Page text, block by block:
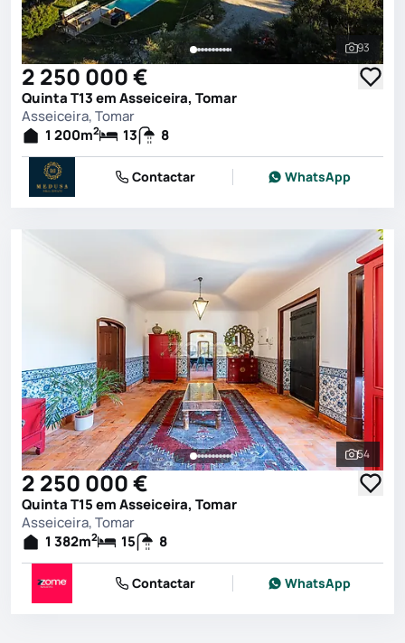
Ver
93
2 250 000 €
Quinta T13 em Asseiceira, Tomar
Asseiceira, Tomar
1 200m2 13 8
Contactar WhatsApp
Ver
54
2 250 000 €
Quinta T15 em Asseiceira, Tomar
Asseiceira, Tomar
1 382m2 15 8
Contactar WhatsApp